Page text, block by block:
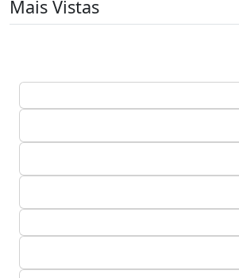
Mais Vistas